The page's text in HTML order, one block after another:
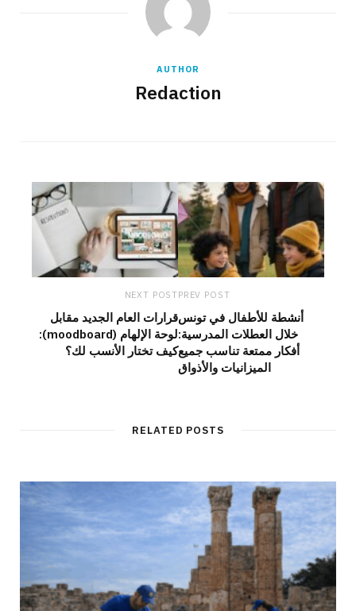
AUTHOR
Redaction
PREV POST
أنشطة للأطفال في تونس
خلال العطلات المدرسية:
أفكار ممتعة تناسب جميع
الميزانيات والأذواق
NEXT POST
قرارات العام الجديد مقابل
لوحة الإلهام (moodboard):
كيف تختار الأنسب لك؟
RELATED POSTS